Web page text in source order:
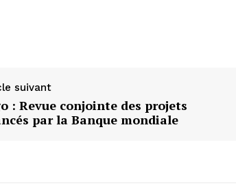
suivant
: Revue conjointe des projets
par la Banque mondiale